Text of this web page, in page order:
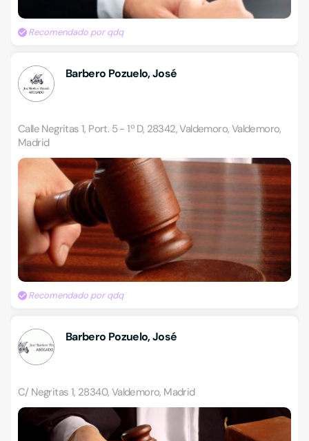
Recomendado por qdq
Barbero Pozuelo, José
Calle Negritas 1, Port. 5 - 1º D, 28342, Valdemoro, Valdemoro,
Madrid
Recomendado por qdq
Barbero Pozuelo, José
C/ Negritas 1, 28340, Valdemoro, Madrid